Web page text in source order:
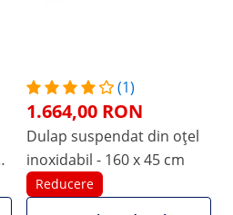
(1)
1.664,00 RON
Dulap suspendat din oțel
inoxidabil - 160 x 45 cm
Reducere